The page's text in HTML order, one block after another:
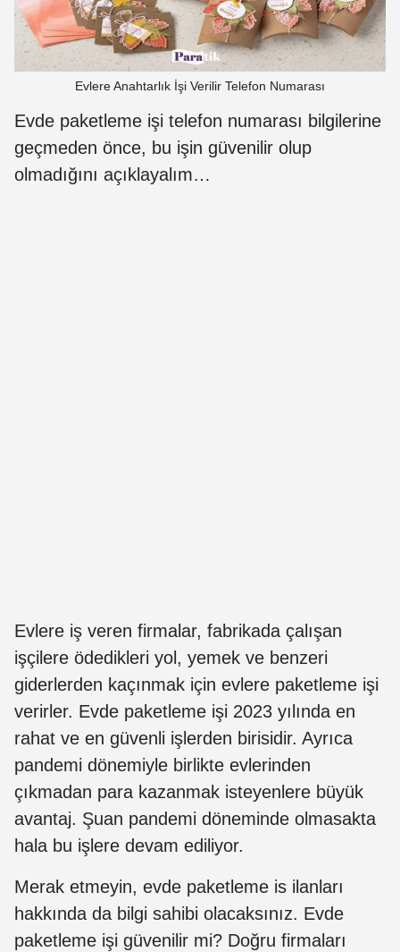
Evlere Anahtarlık İşi Verilir Telefon Numarası
Evde paketleme işi telefon numarası bilgilerine
geçmeden önce, bu işin güvenilir olup
olmadığını açıklayalım…
Evlere iş veren firmalar, fabrikada çalışan
işçilere ödedikleri yol, yemek ve benzeri
giderlerden kaçınmak için evlere paketleme işi
verirler. Evde paketleme işi 2023 yılında en
rahat ve en güvenli işlerden birisidir. Ayrıca
pandemi dönemiyle birlikte evlerinden
çıkmadan para kazanmak isteyenlere büyük
avantaj. Şuan pandemi döneminde olmasakta
hala bu işlere devam ediliyor.
Merak etmeyin, evde paketleme is ilanları
hakkında da bilgi sahibi olacaksınız. Evde
paketleme işi güvenilir mi? Doğru firmaları